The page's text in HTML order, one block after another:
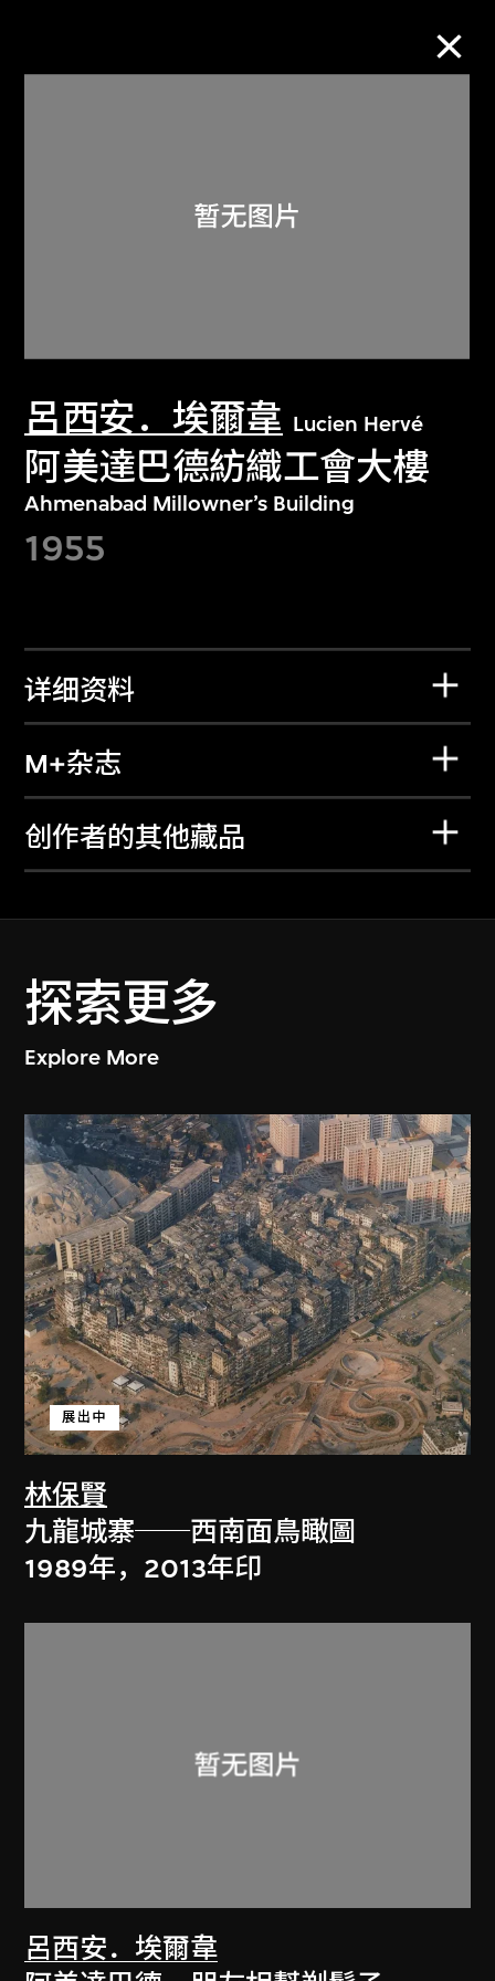
呂西安．埃爾韋 Lucien Hervé
阿美達巴德紡織工會大樓
Ahmenabad Millowner’s Building
1955
详细资料
M+杂志
创作者的其他藏品
探索更多
Explore More
林保賢
展出中
九龍城寨──西南面鳥瞰圖
1989年，2013年印
呂西安．埃爾韋
关于M+藏品
探索世界顶级的二十及二十一世纪视觉
文化藏品。